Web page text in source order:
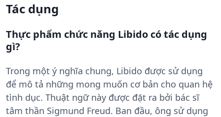
Tác dụng
Thực phẩm chức năng Libido có tác dụng
gì?
Trong một ý nghĩa chung, Libido được sử dụng
để mô tả những mong muốn cơ bản cho quan hệ
tình dục. Thuật ngữ này được đặt ra bởi bác sĩ
tâm thần Sigmund Freud. Ban đầu, ông sử dụng